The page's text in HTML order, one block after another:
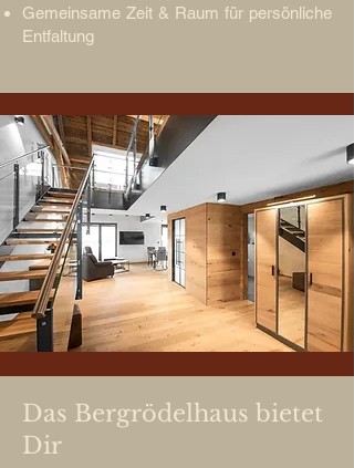
Gemeinsame Zeit & Raum für persönliche
Entfaltung
Das Bergrödelhaus bietet
Dir